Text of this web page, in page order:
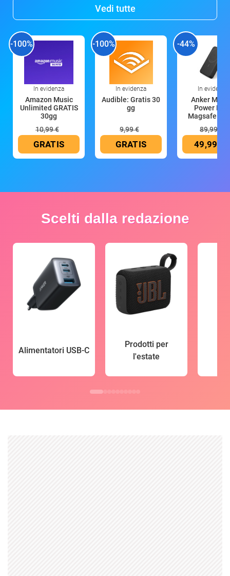
Vedi tutte
-100%
In evidenza
Amazon Music
Unlimited GRATIS
30gg
10,99 €
GRATIS
-100%
In evidenza
Audible: Gratis 30
gg
9,99 €
GRATIS
-44%
In evidenza
Anker
Power
Magsafe
89,99 €
49,99 €
Scelti dalla redazione
Alimentatori USB-C
Prodotti per
l'estate